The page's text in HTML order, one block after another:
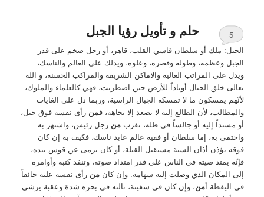
حلم و تأويل رؤيا الجبل
5
الجبل: ملك أو سلطان قاسي القلب، قاهر، أو رجل ضخم على قدر
الجبل وعظمه، وطوله وقصره، وعلوه. ويدلك على العالم والناسك،
ويدل على المراتب العالية والاماكن الشريفة والمراكب الحسنة، و الله
تعالى خلق الجبال أوتاداً للأرض حين اضطربت، فهي كالعلماء والملوك،
لأنّهم يمسكون ما لا تمسكه الجبال الراسية، وربما دل على الغايات
والمطالب، لأن الطالع إليه لا يصعد إلا بجاهه، فمن رأى نفسه فوق جبل،
أو مسنداً إليه أو جالساً في ظله، تقربمن رجل رئيس، واشتهر به
واحتمى به، إما سلطان أو فقيه عالم عابد ناسك، فكيف به إن كان
فوقه يؤذن أذان السنة مستقبل القبلة، أو كان يرمى عن قوس بيده،
فإنّه يمتد صيته في الناس على قدر امتداد صوته، وتنفذ كتبه وأوامره
إلى المكان الذي وصلت إليه سهامه. وإن كانمن رأى نفسه عليه خائفاً
في اليقظة أمن، وإن كان في سفينة، نالته في بحره شدة وعقبة يرشى